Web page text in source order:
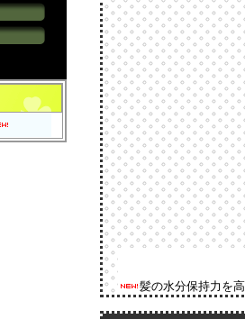
髪の水分保持力を